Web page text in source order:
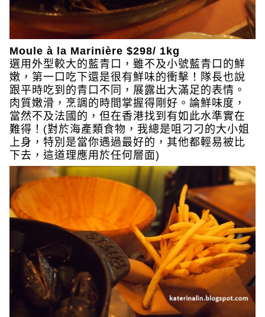
Moule à la Marinière $298/ 1kg
選用外型較大的藍青口，雖不及小號藍青口的鮮
嫩，第一口吃下還是很有鮮味的衝擊！隊長也說
跟平時吃到的青口不同，展露出大滿足的表情。
肉質嫩滑，烹調的時間掌握得剛好。論鮮味度，
當然不及法國的，但在香港找到有如此水準實在
難得！(對於海產類食物，我總是咀刁刁的大小姐
上身，特別是當你遇過最好的，其他都輕易被比
下去，這道理應用於任何層面)